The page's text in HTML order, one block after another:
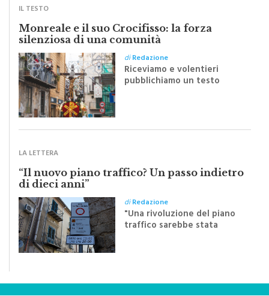
IL TESTO
Monreale e il suo Crocifisso: la forza
silenziosa di una comunità
diRedazione
Riceviamo e volentieri
Sapienza all'indomani della
LA LETTERA
“Il nuovo piano traffico? Un passo indietro
di dieci anni”
diRedazione
"Una rivoluzione del piano